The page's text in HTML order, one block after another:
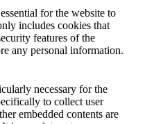
for the website to
includes cookies that
features of the
any personal information.
necessary for the
to collect user
embedded contents are